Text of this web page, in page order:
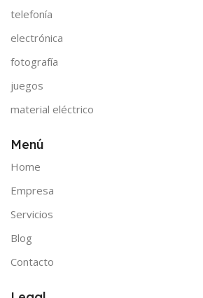
telefonía
electrónica
fotografía
juegos
material eléctrico
Menú
Home
Empresa
Servicios
Blog
Contacto